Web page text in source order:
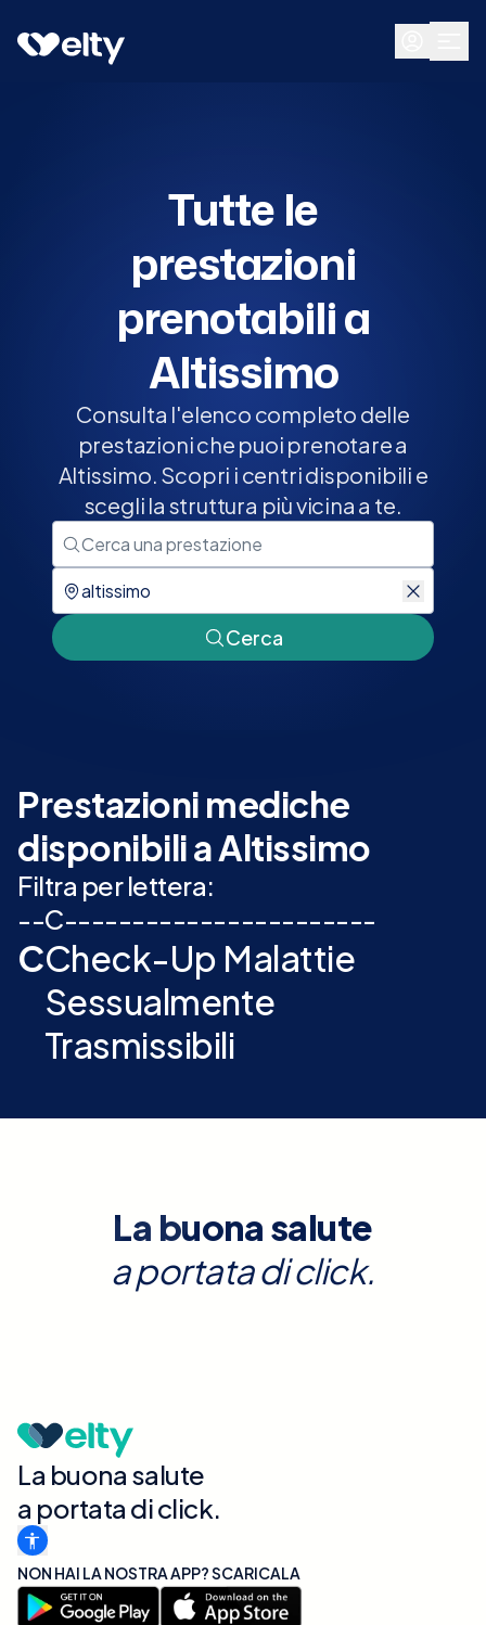
Prenota visita
Tutte le
prestazioni
prenotabili a
Altissimo
Consulta l'elenco completo delle
prestazioni che puoi prenotare a
Altissimo. Scopri i centri disponibili e
scegli la struttura più vicina a te.
Cerca
Prestazioni mediche
disponibili a Altissimo
Filtra per lettera:
--C-----------------------
CCheck-Up Malattie
Sessualmente
Trasmissibili
La buona salute
a portata di click.
La buona salute
a portata di click.
NON HAI LA NOSTRA APP? SCARICALA